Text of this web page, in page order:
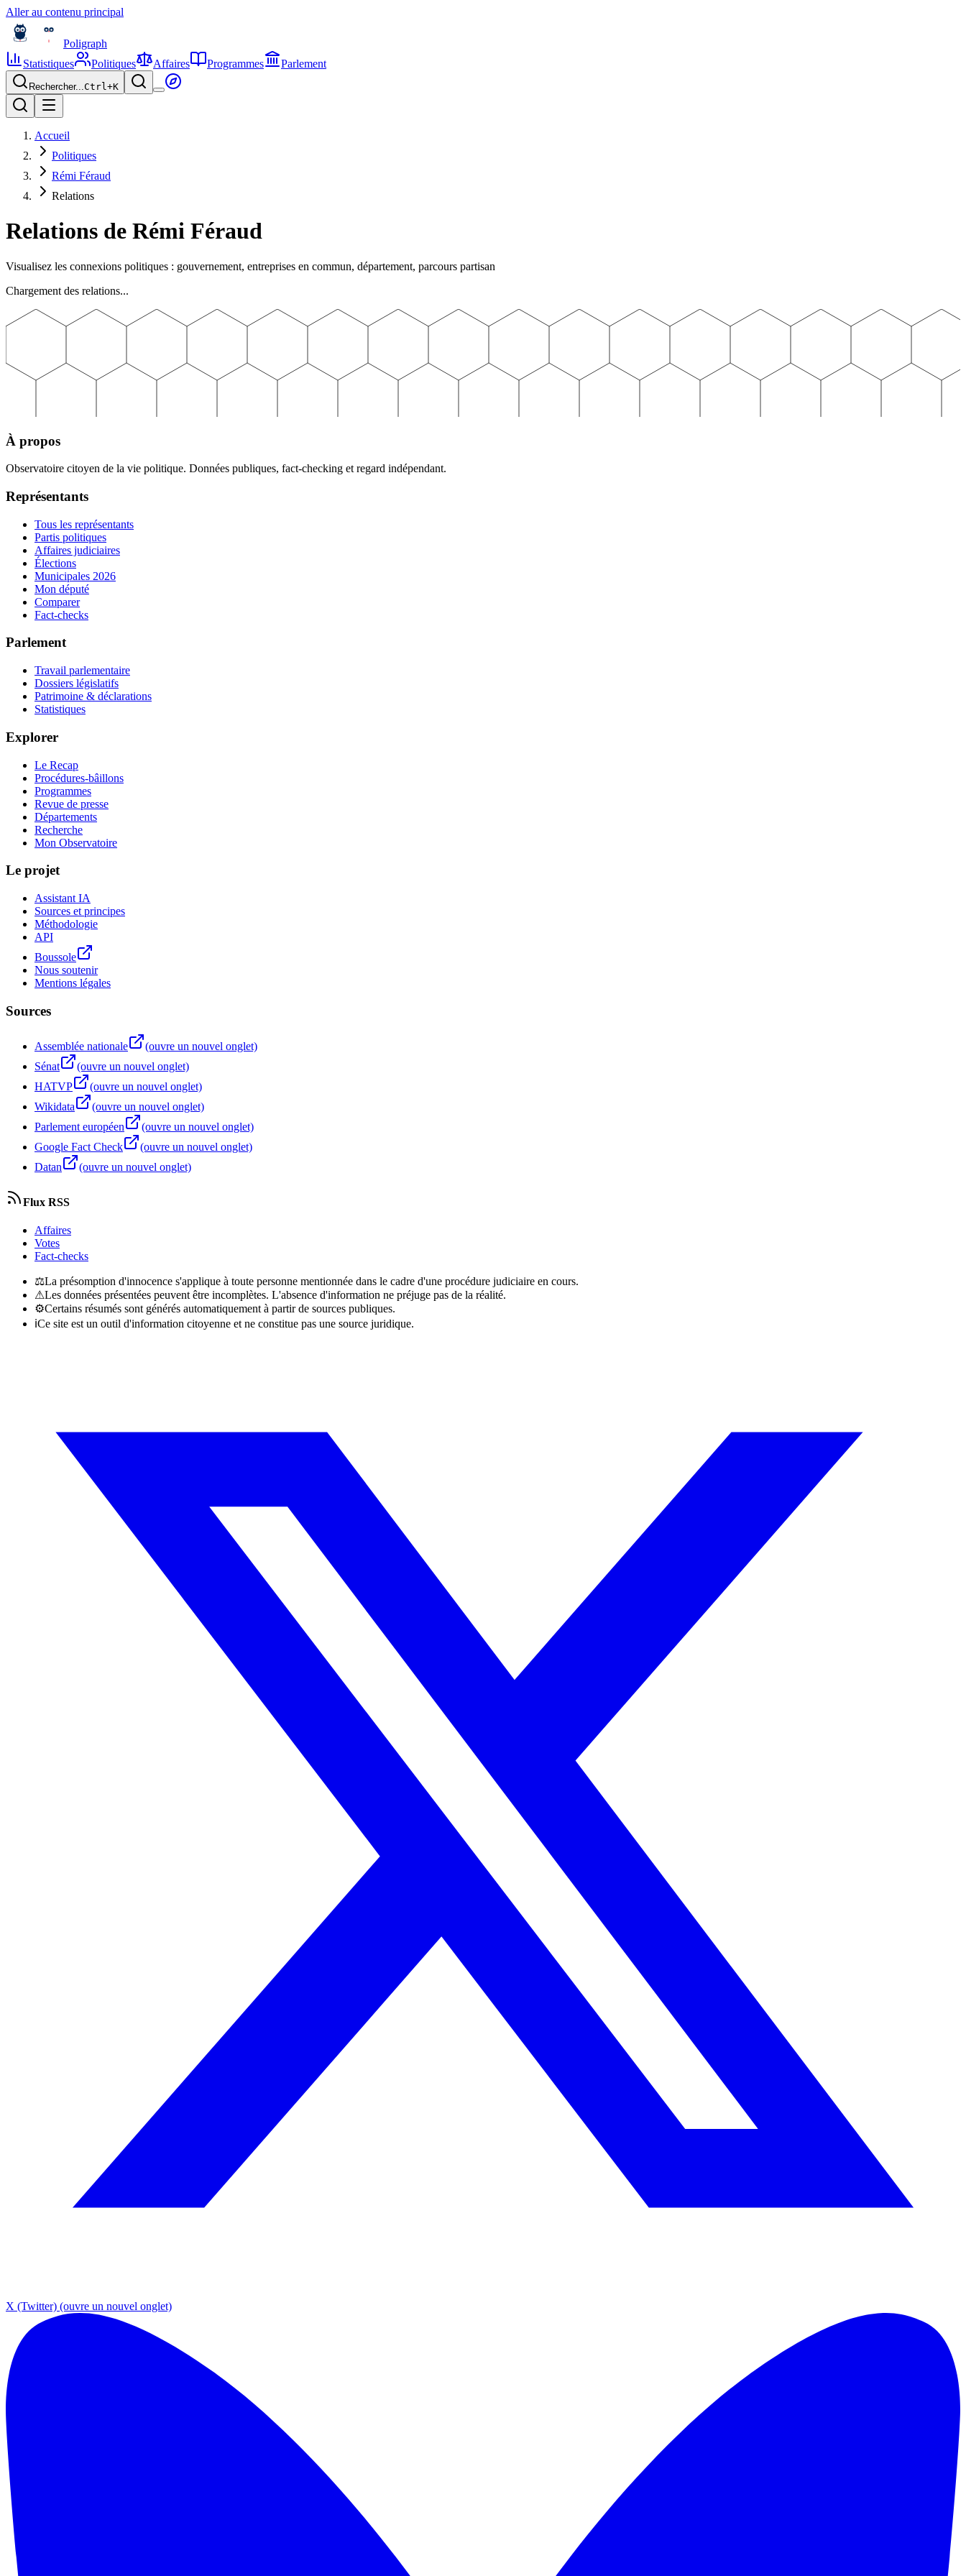
Aller au contenu principal
Poligraph
Statistiques
Politiques Affaires Programmes Parlement
Rechercher...Ctrl+K
Accueil
Politiques
Rémi Féraud
Relations
Relations de Rémi Féraud
Visualisez les connexions politiques : gouvernement, entreprises en commun, département, parcours partisan
Chargement des relations...
À propos
Observatoire citoyen de la vie politique. Données publiques, fact-checking et regard indépendant.
Représentants
Tous les représentants
Partis politiques
Affaires judiciaires
Élections
Municipales 2026
Mon député
Comparer
Fact-checks
Parlement
Travail parlementaire
Dossiers législatifs
Patrimoine & déclarations
Statistiques
Explorer
Le Recap
Procédures-bâillons
Programmes
Revue de presse
Départements
Recherche
Mon Observatoire
Le projet
Assistant IA
Sources et principes
Méthodologie
API
Boussole
Nous soutenir
Mentions légales
Sources
Assemblée nationale
(ouvre un nouvel onglet)
Sénat
(ouvre un nouvel onglet)
HATVP
(ouvre un nouvel onglet)
Wikidata
(ouvre un nouvel onglet)
Parlement européen
(ouvre un nouvel onglet)
Google Fact Check
(ouvre un nouvel onglet)
Datan
(ouvre un nouvel onglet)
Flux RSS
Affaires
Votes
Fact-checks
⚖La présomption d'innocence s'applique à toute personne mentionnée dans le cadre d'une procédure judiciaire en cours.
⚠Les données présentées peuvent être incomplètes. L'absence d'information ne préjuge pas de la réalité.
⚙Certains résumés sont générés automatiquement à partir de sources publiques.
ℹCe site est un outil d'information citoyenne et ne constitue pas une source juridique.
X (Twitter) (ouvre un nouvel onglet)